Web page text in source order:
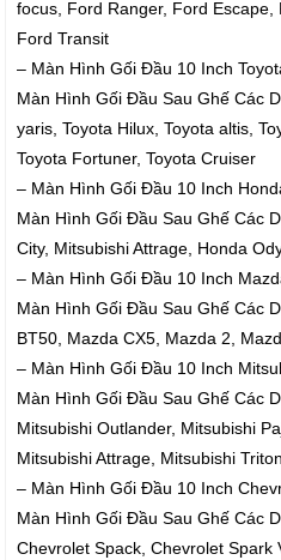
focus, Ford Ranger, Ford
Ford Transit
– Màn Hình Gối Đầu 10 Inch
Màn Hình Gối Đầu Sau Ghế Các
yaris, Toyota Hilux, Toyota altis,
Toyota Fortuner, Toyota Cruiser
– Màn Hình Gối Đầu 10 Inch
Màn Hình Gối Đầu Sau Ghế Các
City, Mitsubishi Attrage, Honda
– Màn Hình Gối Đầu 10 Inch
Màn Hình Gối Đầu Sau Ghế Các
BT50, Mazda CX5, Mazda 2,
– Màn Hình Gối Đầu 10 Inch
Màn Hình Gối Đầu Sau Ghế Các
Mitsubishi Outlander, Mitsubishi
Mitsubishi Attrage, Mitsubishi Triton
– Màn Hình Gối Đầu 10 Inch
Màn Hình Gối Đầu Sau Ghế Các
Chevrolet Spack, Chevrolet Spark